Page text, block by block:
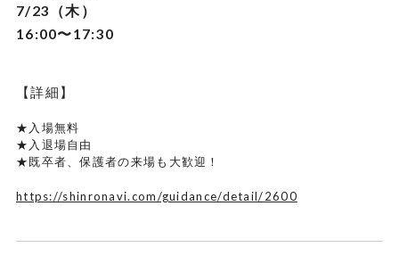
7/23（木）
16:00〜17:30
【詳細】
★入場無料
★入退場自由
★既卒者、保護者の来場も大歓迎！
https://shinronavi.com/guidance/detail/2600